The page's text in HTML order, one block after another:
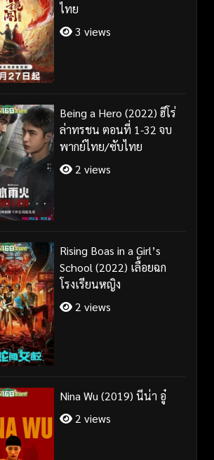
ไทย
3 views
Being a Hero (2022) ฮีโร่
ล่าทรชน ตอนที่ 1-32 จบ
พากย์ไทย/ซับไทย
2 views
Rising Boas in a Girl’s
School (2022) เลื้อยฉก
โรงเรียนหญิง
2 views
Nina Wu (2019) นีน่า อู๋
2 views